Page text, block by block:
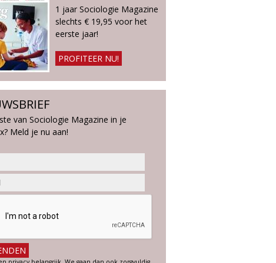
1 jaar Sociologie Magazine
slechts € 19,95 voor het
eerste jaar!
PROFITEER NU!
van Sociologie Magazine in je
Meld je nu aan!